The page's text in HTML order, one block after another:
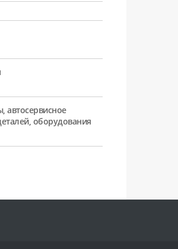
автосервисное
оборудования